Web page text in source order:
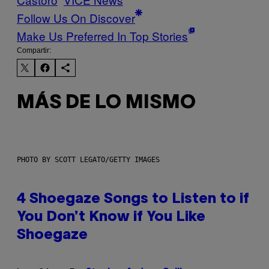
Follow Us On Discover
Make Us Preferred In Top Stories
Compartir:
MÁS DE LO MISMO
PHOTO BY SCOTT LEGATO/GETTY IMAGES
4 Shoegaze Songs to Listen to if
You Don’t Know if You Like
Shoegaze